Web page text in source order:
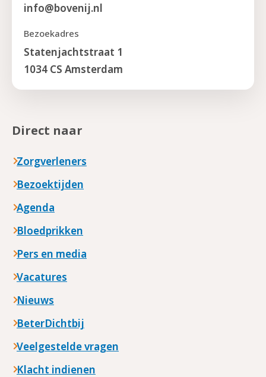
info@bovenij.nl
Bezoekadres
Statenjachtstraat 1
1034 CS Amsterdam
Direct naar
Zorgverleners
Bezoektijden
Agenda
Bloedprikken
Pers en media
Vacatures
Nieuws
BeterDichtbij
Veelgestelde vragen
Klacht indienen